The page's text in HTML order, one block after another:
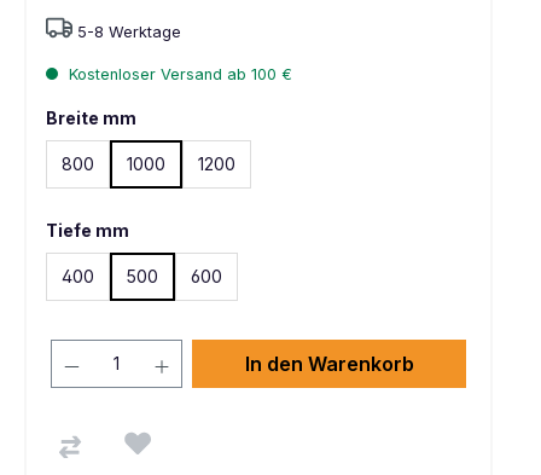
5-8 Werktage
Kostenloser Versand ab 100 €
Breite mm
800 1000 1200
Tiefe mm
400 500 600
In den Warenkorb